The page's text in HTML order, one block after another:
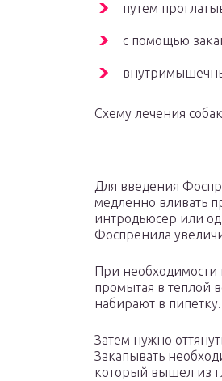
путем
с помощью
Схему лечения
Для введения
медленно вливать
интродьюсер или
Фоспренила
При необходимости
промытая в теплой
набирают в пипетку.
Затем нужно
Закапывать
который вышел из